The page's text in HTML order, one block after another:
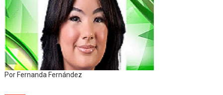
Por Fernanda Fernández